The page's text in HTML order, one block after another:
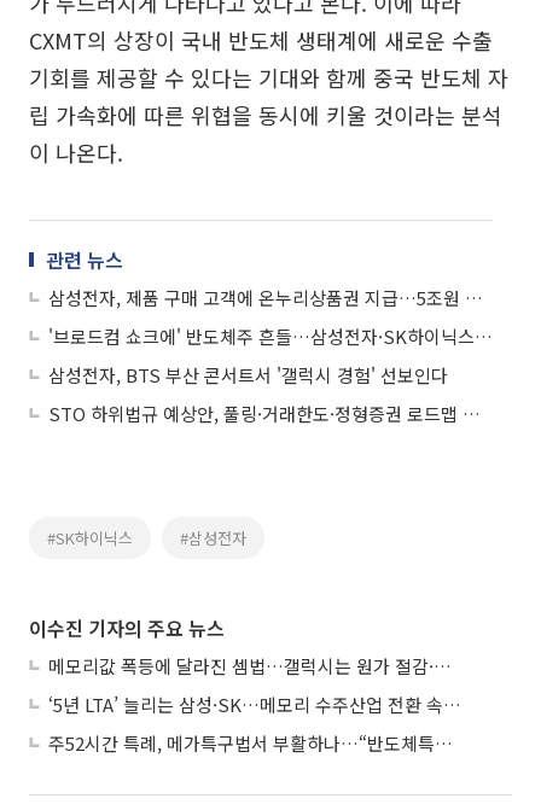
CXMT의 상장이 국내 반도체 생태계에 새로운 수출
기회를 제공할 수 있다는 기대와 함께 중국 반도체 자
립 가속화에 따른 위협을 동시에 키울 것이라는 분석
이 나온다.
관련 뉴스
삼성전자, 제품 구매 고객에 온누리상품권 지급…5조원 사회 기여 첫발
'브로드컴 쇼크에' 반도체주 흔들…삼성전자·SK하이닉스 '급락'
삼성전자, BTS 부산 콘서트서 '갤럭시 경험' 선보인다
STO 하위법규 예상안, 풀링·거래한도·정형증권 로드맵 제시
#SK하이닉스 #삼성전자
이수진 기자의 주요 뉴스
메모리값 폭등에 달라진 셈법…갤럭시는 원가 절감·아이폰은 서비스 확대
‘5년 LTA’ 늘리는 삼성·SK…메모리 수주산업 전환 속 다른 셈법
주52시간 특례, 메가특구법서 부활하나…“반도체특별법 담겨야”